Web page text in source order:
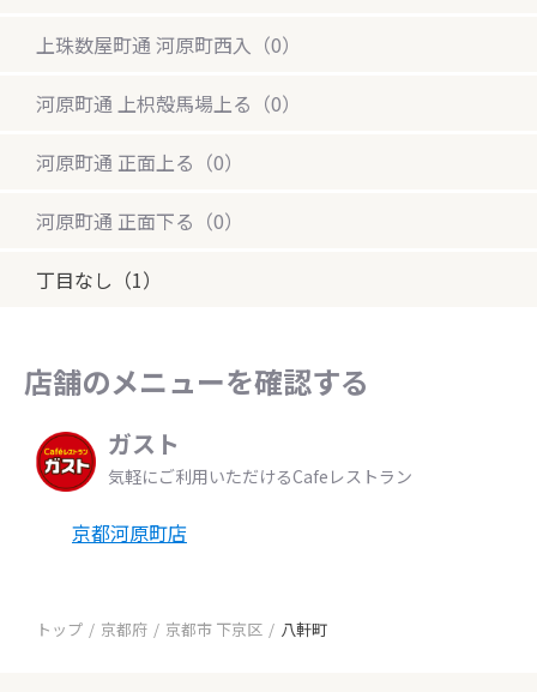
上珠数屋町通 河原町西入（0）
河原町通 上枳殻馬場上る（0）
河原町通 正面上る（0）
河原町通 正面下る（0）
丁目なし（1）
店舗のメニューを確認する
ガスト
気軽にご利用いただけるCafeレストラン
京都河原町店
トップ 京都府 京都市 下京区 八軒町